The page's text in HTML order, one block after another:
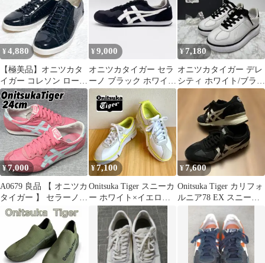
¥4,880
【極美品】オニツカタ
イガー コレソン ロー
エナメル ネイビー
22cm 日本製
¥9,000
オニツカタイガー セラ
ーノ ブラック ホワイト
スエード ナイロン
24cm
¥7,180
オニツカタイガー デレ
シティ ホワイト/ブラッ
ク" 23cm 箱付き
¥7,000
A0679 良品 【 オニツカ
タイガー 】 セラーノ
24.0cm ピンク×ライト
¥7,100
Onitsuka Tiger スニーカ
ー ホワイト×イエロ
ー POKKURI
¥7,600
Onitsuka Tiger カリフォ
ルニア78 EX スニーカ